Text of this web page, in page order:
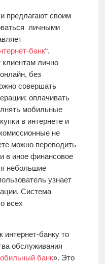
предлагают своим
личными
банк“.
лично
без
совершать
оплачивать
мобильные
в интернете и
не
можно переводить
в иное финансовое
небольшие
узнает
Система
всех
банку то
обслуживания
банк». Это